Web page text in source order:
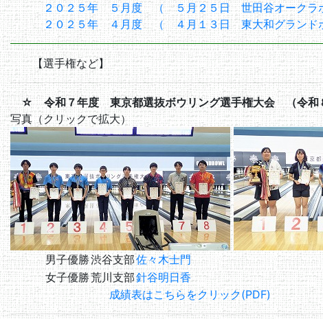
２０２５年 ５月度 （ ５月２５日 世田谷オークラ
２０２５年 ４月度 （ ４月１３日 東大和グランド
【選手権など】
☆ 令和７年度 東京都選抜ボウリング選手権大会 （令和
写真（クリックで拡大）
男子優勝渋谷支部佐々木士門
女子優勝荒川支部針谷明日香
成績表はこちらをクリック(PDF)